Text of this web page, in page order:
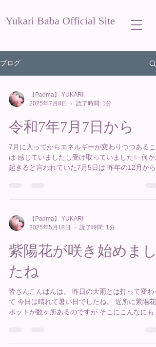
Yukari Baba Official Site
ブログ
【Padma】 YUKARI
2025年7月8日
読了時間: 1分
令和7年7月7日から
7月に入ってからエネルギーが変わりつつあるこ
は 感じていましたし受け取っていました✨ 何か
起きると言われていた7月5日は 昨年の12月から
【Padma】 YUKARI
2025年5月18日
読了時間: 1分
紫陽花が咲き始めまし
たね
皆さんこんばんは。 昨日の大雨とは打って変わ
て 今日は晴れて暑い日でしたね。 近所に紫陽花
ポットが数ヶ所あるのですが そこにこんなにも
りどりの紫陽花の美しさは大好きなので...